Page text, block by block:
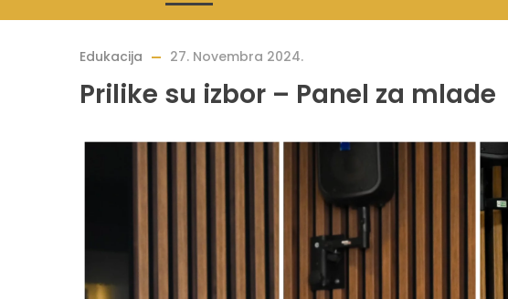
Edukacija 27. Novembra 2024.
Prilike su izbor – Panel za mlade